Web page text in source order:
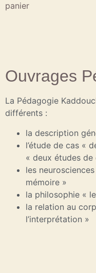
panier
Ouvrages
La Pédagogie
différents :
la description
l’étude de cas «
« deux études
les
mémoire »
la philosophie «
la relation au
l’interprétation »